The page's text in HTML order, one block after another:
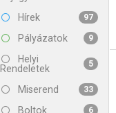
Hírek
97
Pályázatok 9
Helyi
Rendeletek
5
Miserend 33
Boltok 6